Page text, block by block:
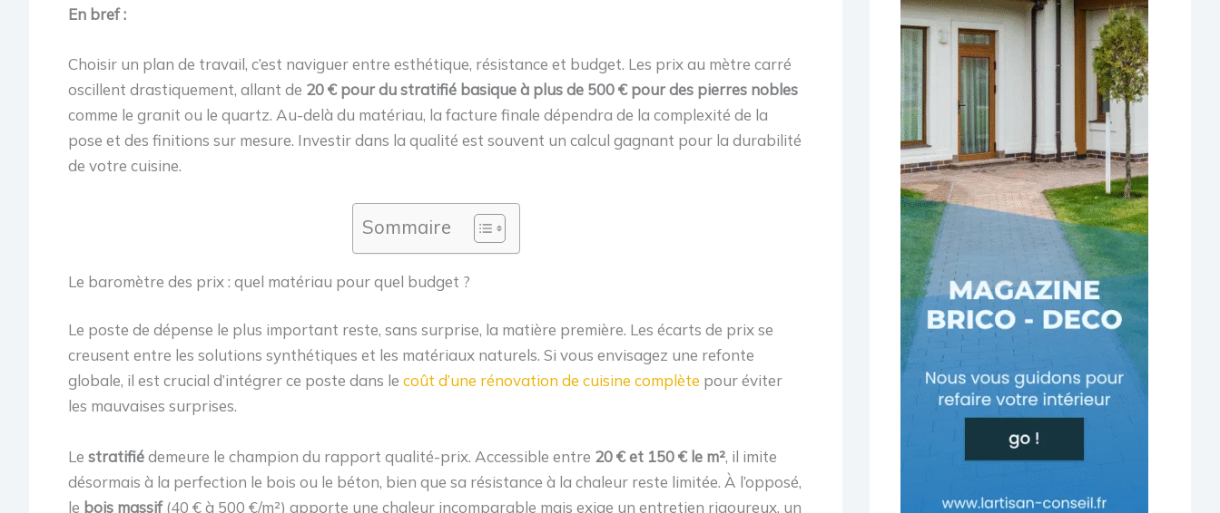
En bref :
Choisir un plan de travail, c’est naviguer entre esthétique, résistance et budget. Les prix au mètre carré
oscillent drastiquement, allant de 20 € pour du stratifié basique à plus de 500 € pour des pierres nobles
comme le granit ou le quartz. Au-delà du matériau, la facture finale dépendra de la complexité de la
pose et des finitions sur mesure. Investir dans la qualité est souvent un calcul gagnant pour la durabilité
de votre cuisine.
Sommaire
Le baromètre des prix : quel matériau pour quel budget ?
Le poste de dépense le plus important reste, sans surprise, la matière première. Les écarts de prix se
creusent entre les solutions synthétiques et les matériaux naturels. Si vous envisagez une refonte
globale, il est crucial d’intégrer ce poste dans le coût d’une rénovation de cuisine complète pour éviter
les mauvaises surprises.
Le stratifiédemeure le champion du rapport qualité-prix. Accessible entre 20 € et 150 € le m², il imite
désormais à la perfection le bois ou le béton, bien que sa résistance à la chaleur reste limitée. À l’opposé,
le bois massif(40 € à 500 €/m²) apporte une chaleur incomparable mais exige un entretien rigoureux, un